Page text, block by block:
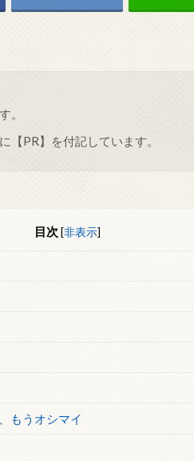
。
【PR】を付記しています。
目次 [非表示]
もうオシマイ